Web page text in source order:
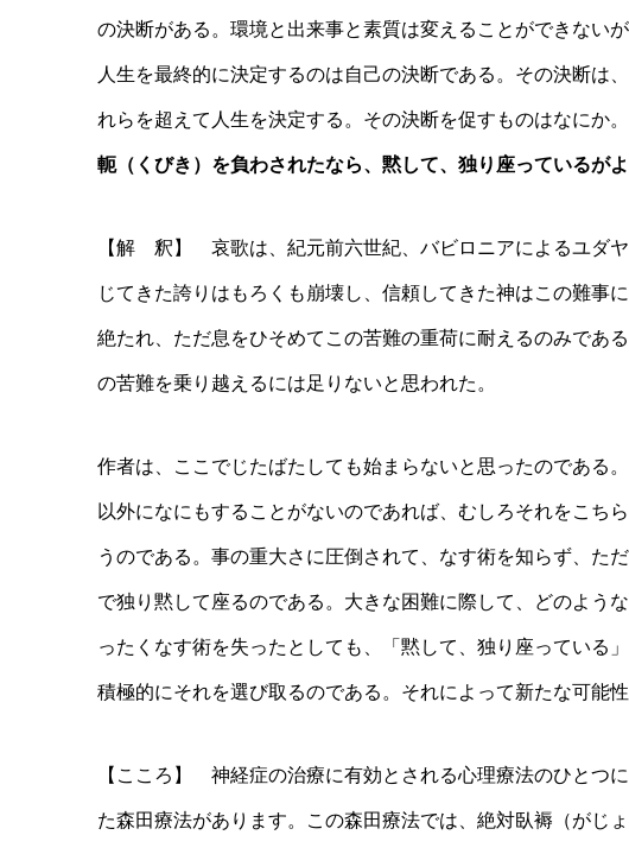
の決断がある。環境と出来事と素質は変えることができない
人生を最終的に決定するのは自己の決断である。その決断は
れらを超えて人生を決定する。その決断を促すものはなにか
軛（くびき）を負わされたなら、黙して、独り座っているが
【解 釈】 哀歌は、紀元前六世紀、バビロニアによるユダ
じてきた誇りはもろくも崩壊し、信頼してきた神はこの難事
絶たれ、ただ息をひそめてこの苦難の重荷に耐えるのみであ
の苦難を乗り越えるには足りないと思われた。
作者は、ここでじたばたしても始まらないと思ったのである
以外になにもすることがないのであれば、むしろそれをこち
うのである。事の重大さに圧倒されて、なす術を知らず、た
で独り黙して座るのである。大きな困難に際して、どのよう
ったくなす術を失ったとしても、「黙して、独り座っている
積極的にそれを選び取るのである。それによって新たな可能性
【こころ】 神経症の治療に有効とされる心理療法のひとつ
た森田療法があります。この森田療法では、絶対臥褥（がじ